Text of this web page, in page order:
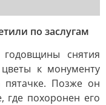
по заслугам
снятия
к монументу
Позже он
где похоронен его